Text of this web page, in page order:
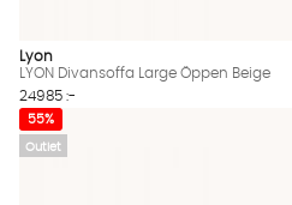
Lyon
LYON Divansoffa Large Öppen Beige
24985 :-
Outlet
55%